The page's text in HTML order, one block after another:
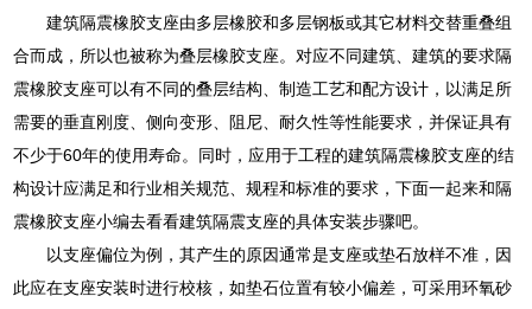
建筑隔震橡胶支座由多层橡胶和多层钢板或其它材料交替重叠组
合而成，所以也被称为叠层橡胶支座。对应不同建筑、建筑的要求隔
震橡胶支座可以有不同的叠层结构、制造工艺和配方设计，以满足所
需要的垂直刚度、侧向变形、阻尼、耐久性等性能要求，并保证具有
不少于60年的使用寿命。同时，应用于工程的建筑隔震橡胶支座的结
构设计应满足和行业相关规范、规程和标准的要求，下面一起来和隔
震橡胶支座小编去看看建筑隔震支座的具体安装步骤吧。
以支座偏位为例，其产生的原因通常是支座或垫石放样不准，因
此应在支座安装时进行校核，如垫石位置有较小偏差，可采用环氧砂